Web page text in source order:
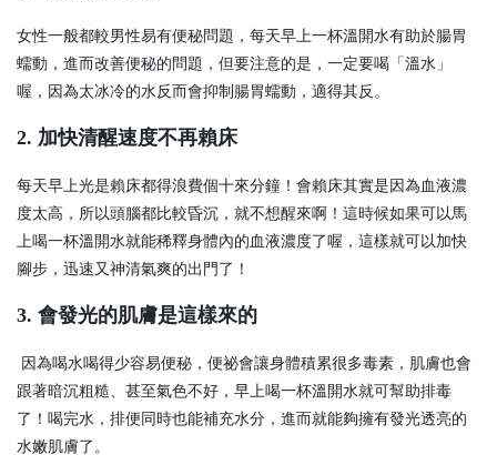
女性一般都較男性易有便秘問題，每天早上一杯溫開水有助於腸胃
蠕動，進而改善便秘的問題，但要注意的是，一定要喝「溫水」
喔，因為太冰冷的水反而會抑制腸胃蠕動，適得其反。
2. 加快清醒速度不再賴床
每天早上光是賴床都得浪費個十來分鐘！會賴床其實是因為血液濃
度太高，所以頭腦都比較昏沉，就不想醒來啊！這時候如果可以馬
上喝一杯溫開水就能稀釋身體內的血液濃度了喔，這樣就可以加快
腳步，迅速又神清氣爽的出門了！
3. 會發光的肌膚是這樣來的
因為喝水喝得少容易便秘，便祕會讓身體積累很多毒素，肌膚也會
跟著暗沉粗糙、甚至氣色不好，早上喝一杯溫開水就可幫助排毒
了！喝完水，排便同時也能補充水分，進而就能夠擁有發光透亮的
水嫩肌膚了。